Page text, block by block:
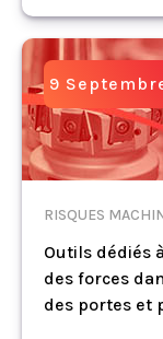
9
RISQUES
Outils dédiés
des forces
des portes et